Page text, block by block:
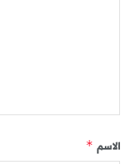
الاسم *